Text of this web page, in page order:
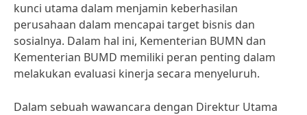
kunci utama dalam menjamin keberhasilan
perusahaan dalam mencapai target bisnis dan
sosialnya. Dalam hal ini, Kementerian BUMN dan
Kementerian BUMD memiliki peran penting dalam
melakukan evaluasi kinerja secara menyeluruh.
Dalam sebuah wawancara dengan Direktur Utama